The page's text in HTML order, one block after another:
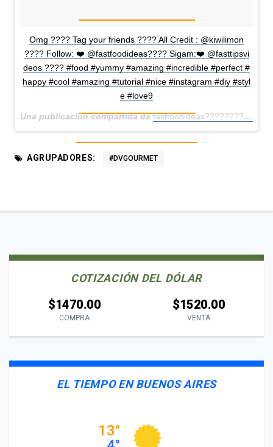
Omg ???? Tag your friends ???? All Credit : @kiwilimon
???? Follow: ❤️ @fastfoodideas???? Sigam:❤️ @fasttipsvi
deos ???? #food #yummy #amazing #incredible #perfect #
happy #cool #amazing #tutorial #nice #instagram #diy #styl
e #love9
Una publicación compartida defastfoodideas????????????????????????
AGRUPADORES: #DVGOURMET
COTIZACIÓN DEL DÓLAR
$1470.00
COMPRA
$1520.00
VENTA
EL TIEMPO EN BUENOS AIRES